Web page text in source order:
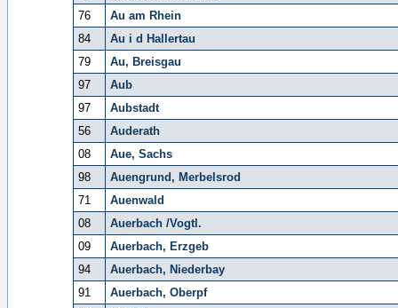
76
Au am Rhein
84
Au i d Hallertau
79
Au, Breisgau
97
Aub
97
Aubstadt
56
Auderath
08
Aue, Sachs
98
Auengrund, Merbelsrod
71
Auenwald
08
Auerbach /Vogtl.
09
Auerbach, Erzgeb
94
Auerbach, Niederbay
91
Auerbach, Oberpf